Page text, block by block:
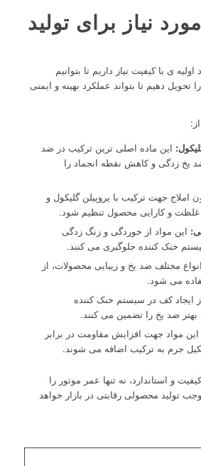
نیاز برای تولید
ی با کیفیت نیاز داریم تا بتوانیم
تحویل دهیم تا بتواند عملکرد بهینه و ایمنی
این ماده اصلی ترین ترکیب در ضد
زدگی و کاهش نقطه انجماد را
املاج جهت ترکیب با پروپیلن گلیکول و
غلظت و کارایی محصول تنظیم شود.
این مواد از خوردگی و زنگ زدگی
خنک کننده جلوگیری می کنند.
مختلف ضد یخ و زیبایی محصولات، از
می شود.
ایجاد کف در سیستم خنک کننده
ضد یخ را تضمین می کنند.
این مواد جهت افزایش مقاومت در برابر
جرم به ترکیب اضافه می شوند.
و استاندارد، نه تنها عمر موتور را
تولید محصولی رقابتی در بازار خواهد